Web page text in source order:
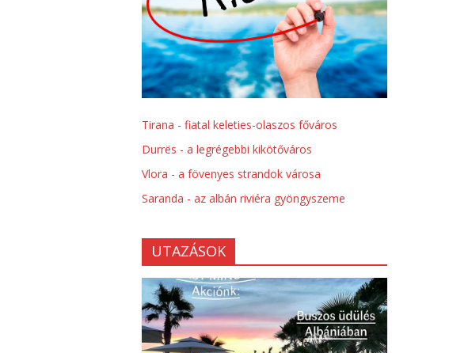
Tirana - fiatal keleties-olaszos főváros
Durrës - a legrégebbi kikötőváros
Vlora - a fövenyes strandok városa
Saranda - az albán riviéra gyöngyszeme
UTAZÁSOK